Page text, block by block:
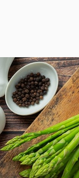
Продукция
Spaces
ИИ-помощник
Генератор
изображений ИИ
Генератор видео